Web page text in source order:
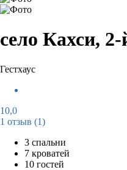
село Кахси,
Гестхаус
10,0
1 отзыв (1)
3 спальни
7 кроватей
10 гостей